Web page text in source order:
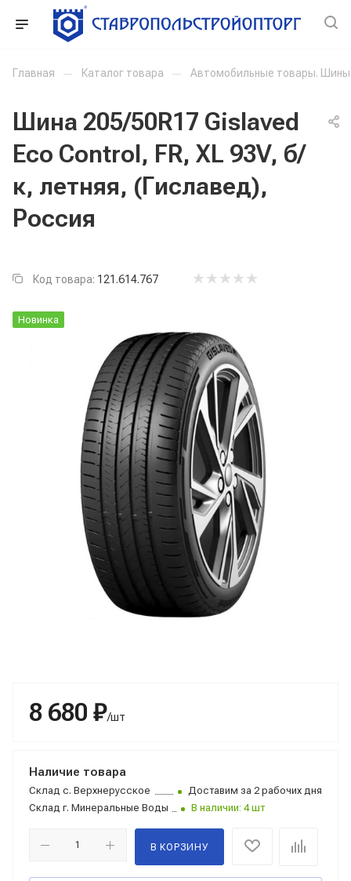
Главная — Каталог товара — Автомобильные товары. Шины
Шина 205/50R17 Gislaved
Eco Control, FR, XL 93V, б/
к, летняя, (Гиславед),
Россия
Код товара: 121.614.767
Новинка
8 680 ₽/шт
Наличие товара
Склад с. Верхнерусское
Доставим за 2 рабочих дня
Склад г. Минеральные Воды В наличии: 4 шт
В КОРЗИНУ